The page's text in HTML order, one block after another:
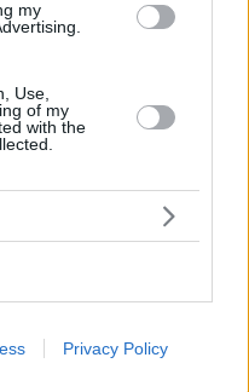
my
Use,
of my
with the
Privacy Policy